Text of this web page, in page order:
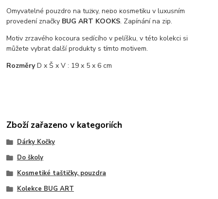
Omyvatelné pouzdro na tužky, nebo kosmetiku v luxusním
provedení značky BUG ART KOOKS. Zapínání na zip.
Motiv zrzavého kocoura sedícího v pelíšku, v této kolekci si
můžete vybrat další produkty s tímto motivem.
RozměryD x Š x V : 19 x 5 x 6 cm
Zboží zařazeno v kategoriích
Dárky Kočky
Do školy
Kosmetiké taštičky, pouzdra
Kolekce BUG ART